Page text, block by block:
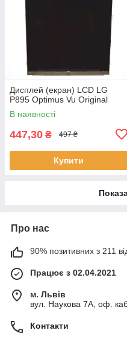
Дисплей (екран) LCD LG
P895 Optimus Vu Original
В наявності
447,30 ₴ 497 ₴
Купити
Про нас
90% позитивних з 211
Працює з 02.04.2021
м. Львів
вул. Наукова 7А, оф.
Контакти